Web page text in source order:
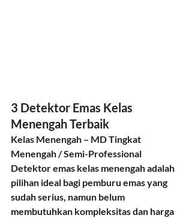
3 Detektor Emas Kelas
Menengah Terbaik
Kelas Menengah – MD Tingkat
Menengah / Semi-Professional
Detektor emas kelas menengah adalah
pilihan ideal bagi pemburu emas yang
sudah serius, namun belum
membutuhkan kompleksitas dan harga